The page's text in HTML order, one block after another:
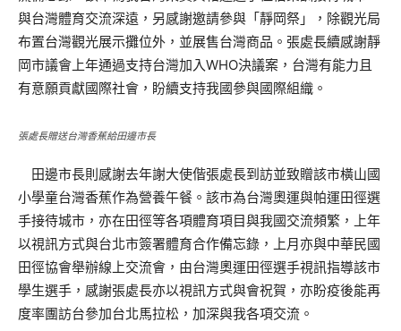
與台灣體育交流深遠，另感謝邀請參與「靜岡祭」，除觀光局
布置台灣觀光展示攤位外，並展售台灣商品。張處長續感謝靜
岡市議會上年通過支持台灣加入WHO決議案，台灣有能力且
有意願貢獻國際社會，盼續支持我國參與國際組織。
張處長贈送台灣香蕉給田邊市長
田邊市長則感謝去年謝大使偕張處長到訪並致贈該市橫山國
小學童台灣香蕉作為營養午餐。該市為台灣奧運與帕運田徑選
手接待城市，亦在田徑等各項體育項目與我國交流頻繁，上年
以視訊方式與台北市簽署體育合作備忘錄，上月亦與中華民國
田徑協會舉辦線上交流會，由台灣奧運田徑選手視訊指導該市
學生選手，感謝張處長亦以視訊方式與會祝賀，亦盼疫後能再
度率團訪台參加台北馬拉松，加深與我各項交流。